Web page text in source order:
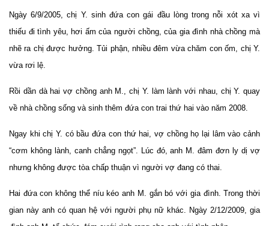
Ngày 6/9/2005, chị Y. sinh đứa con gái đầu lòng trong nỗi xót xa vì
thiếu đi tình yêu, hơi ấm của người chồng, của gia đình nhà chồng mà
nhẽ ra chị được hưởng. Tủi phận, nhiều đêm vừa chăm con ốm, chị Y.
vừa rơi lệ.
Rồi dần dà hai vợ chồng anh M., chị Y. làm lành với nhau, chị Y. quay
về nhà chồng sống và sinh thêm đứa con trai thứ hai vào năm 2008.
Ngay khi chị Y. có bầu đứa con thứ hai, vợ chồng họ lại lâm vào cảnh
“cơm không lành, canh chẳng ngọt”. Lúc đó, anh M. đâm đơn ly dị vợ
nhưng không được tòa chấp thuận vì người vợ đang có thai.
Hai đứa con không thể níu kéo anh M. gắn bó với gia đình. Trong thời
gian này anh có quan hệ với người phụ nữ khác. Ngày 2/12/2009, gia